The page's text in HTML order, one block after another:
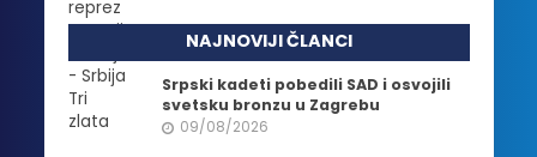
NAJNOVIJI ČLANCI
Srpski kadeti pobedili SAD i osvojili
svetsku bronzu u Zagrebu
09/08/2026